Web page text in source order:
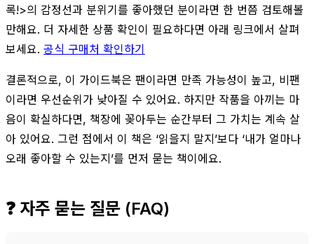
록!>의 감정선과 분위기를 좋아했던 분이라면 한 번쯤 검토해볼
만해요. 더 자세한 상품 확인이 필요하다면 아래 링크에서 살펴
보세요. 공식 구매처 확인하기
결론적으로, 이 가이드북은 팬이라면 만족 가능성이 높고, 비팬
이라면 우선순위가 낮아질 수 있어요. 하지만 작품을 아끼는 마
음이 확실하다면, 책장에 꽂아두는 순간부터 그 가치는 계속 살
아 있어요. 그런 점에서 이 책은 ‘읽을지 말지’보다 ‘내가 얼마나
오래 좋아할 수 있는지’를 먼저 묻는 책이에요.
❓ 자주 묻는 질문 (FAQ)